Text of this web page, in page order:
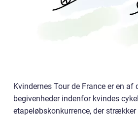
Kvindernes Tour de France er en
begivenheder indenfor kvindes
etapeløbskonkurrence, der